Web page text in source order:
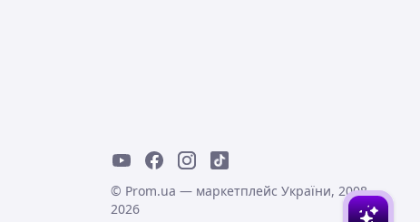
© Prom.ua — маркетплейс України, 2008-
2026